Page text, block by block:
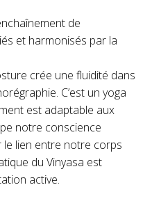
de
et harmonisés par la
crée une fluidité dans
C’est un yoga
est adaptable aux
notre conscience
lien entre notre corps
du Vinyasa est
active.